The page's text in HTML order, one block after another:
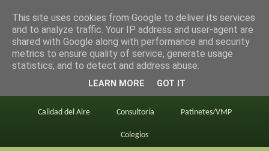
en bici por madrid
Este blog BiciMAD Primeros consejos
Calidad del Aire Consultoría Patinetes/VMP
Colegios
This site uses cookies from Google to deliver its services
and to analyze traffic. Your IP address and user-agent are
shared with Google along with performance and security
metrics to ensure quality of service, generate usage
statistics, and to detect and address abuse.
LEARN MORE GOT IT